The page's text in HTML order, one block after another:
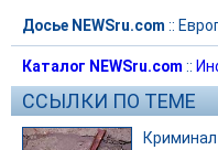
Досье NEWSru.com ::
Каталог NEWSru.com ::
ССЫЛКИ ПО ТЕМЕ
Криминал